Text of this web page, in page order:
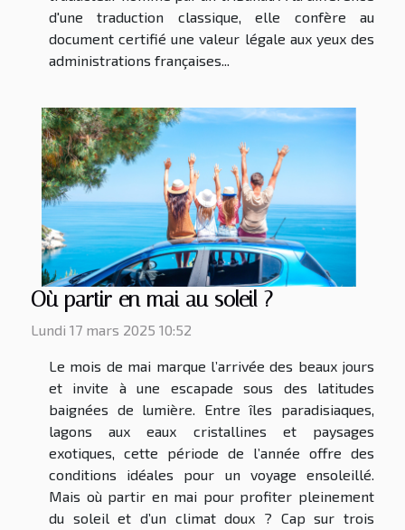
d'une traduction classique, elle confère au
document certifié une valeur légale aux yeux des
administrations françaises...
Où partir en mai au soleil ?
Lundi 17 mars 2025 10:52
Le mois de mai marque l’arrivée des beaux jours
et invite à une escapade sous des latitudes
baignées de lumière. Entre îles paradisiaques,
lagons aux eaux cristallines et paysages
exotiques, cette période de l’année offre des
conditions idéales pour un voyage ensoleillé.
Mais où partir en mai pour profiter pleinement
du soleil et d’un climat doux ? Cap sur trois